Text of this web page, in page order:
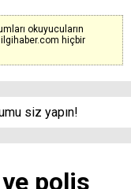
okuyucuların
hiçbir
siz yapın!
ve polis